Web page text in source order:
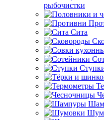
рыбочистки
Сита